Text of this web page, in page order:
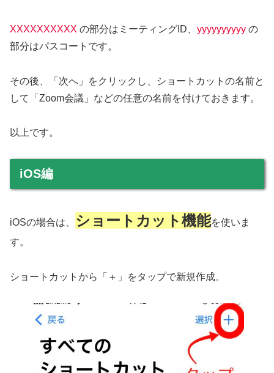
XXXXXXXXXX の部分はミーティングID、 yyyyyyyyyy の
部分はパスコートです。
その後、「次へ」をクリックし、ショートカットの名前と
して「Zoom会議」などの任意の名前を付けておきます。
以上です。
iOS編
iOSの場合は、 ショートカット機能を使いま
す。
ショートカットから「＋」をタップで新規作成。